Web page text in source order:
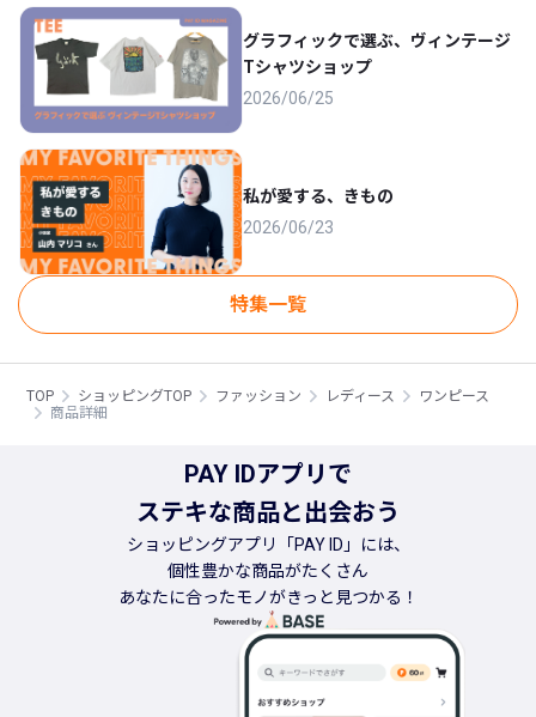
グラフィックで選ぶ、ヴィンテージ
Tシャツショップ
2026/06/25
私が愛する、きもの
2026/06/23
特集一覧
TOP ショッピングTOP ファッション レディース
ワンピース
商品詳細
PAY IDアプリで
ステキな商品と出会おう
ショッピングアプリ「PAY ID」には、
個性豊かな商品がたくさん
あなたに合ったモノがきっと見つかる！